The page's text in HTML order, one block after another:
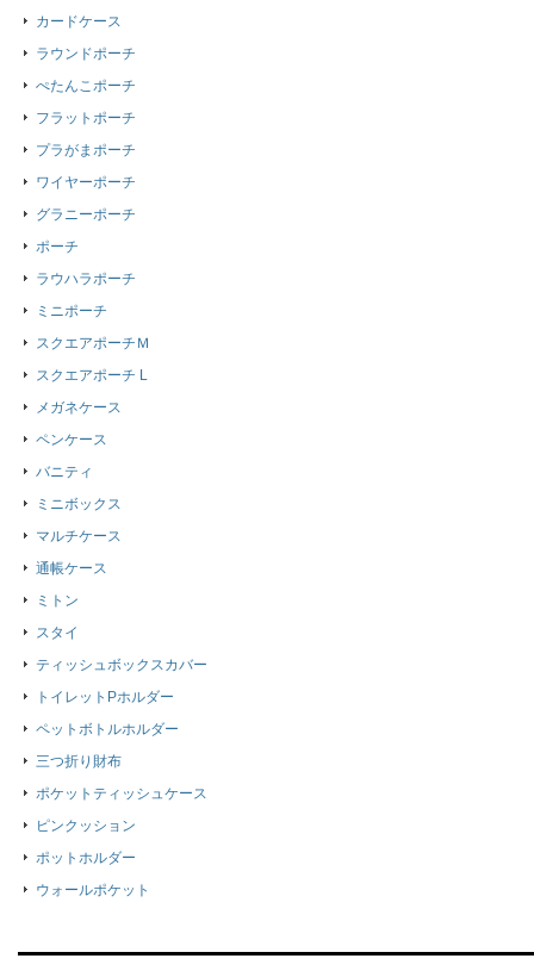
カードケース
ラウンドポーチ
ぺたんこポーチ
フラットポーチ
プラがまポーチ
ワイヤーポーチ
グラニーポーチ
ポーチ
ラウハラポーチ
ミニポーチ
スクエアポーチＭ
スクエアポーチ L
メガネケース
ペンケース
バニティ
ミニボックス
マルチケース
通帳ケース
ミトン
スタイ
ティッシュボックスカバー
トイレットPホルダー
ペットボトルホルダー
三つ折り財布
ポケットティッシュケース
ピンクッション
ポットホルダー
ウォールポケット